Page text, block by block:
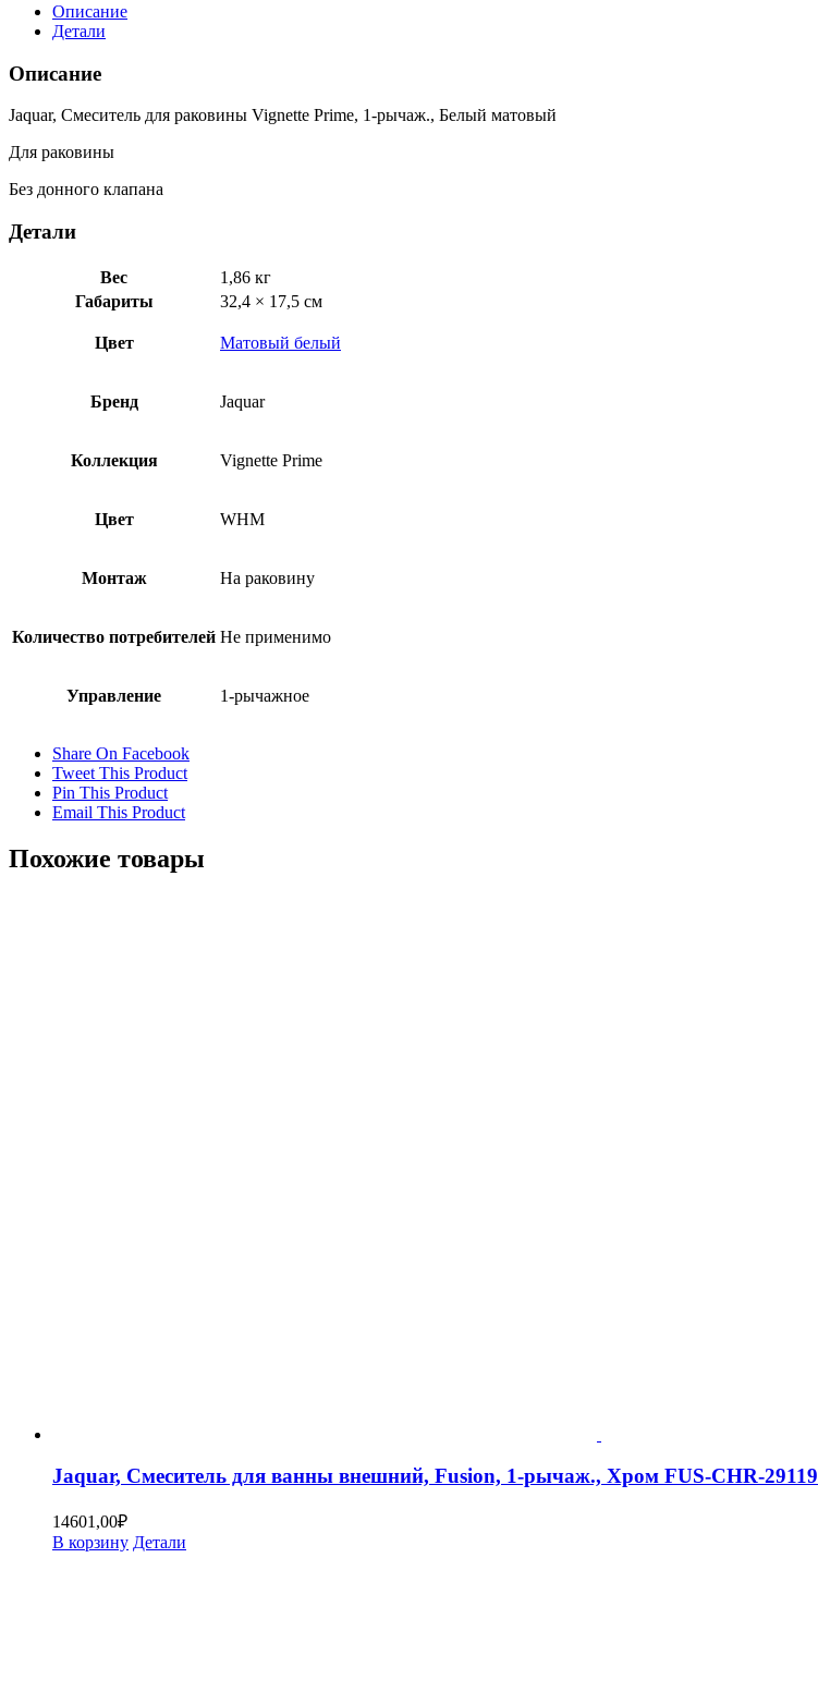
раковины
Vignette
Prime,
1-
Белый
матовый
VGP-
WHM-
81011B
Описание
Детали
Описание
Jaquar, Смеситель для раковины Vignette Prime, 1-рычаж., Белый матовый
Для раковины
Без донного клапана
Детали
Вес
1,86 кг
Габариты
32,4 × 17,5 см
Цвет Матовый белый
Бренд Jaquar
Коллекция Vignette Prime
Цвет WHM
Монтаж На раковину
Количество потребителей Не применимо
Управление 1-рычажное
Share On Facebook
Tweet This Product
Pin This Product
Email This Product
Похожие товары
Jaquar, Смеситель для ванны внешний, Fusion, 1-рычаж., Хром FUS-CHR-29119
14601,00₽
В корзину Детали